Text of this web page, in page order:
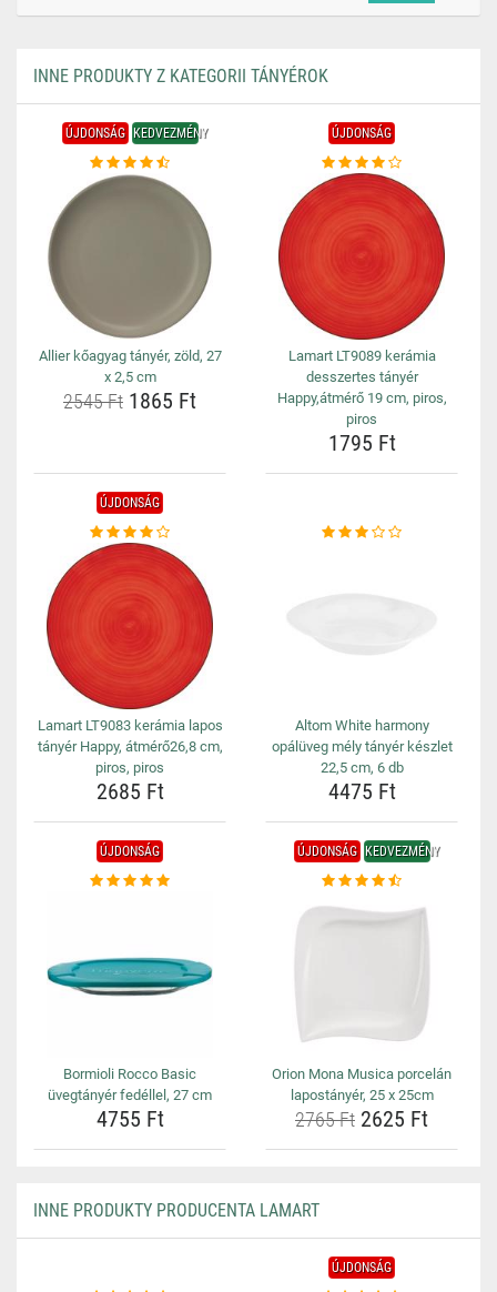
INNE PRODUKTY Z KATEGORII TÁNYÉROK
ÚJDONSÁG KEDVEZMÉNY
Allier kőagyag tányér, zöld, 27
x 2,5 cm
2545 Ft 1865 Ft
ÚJDONSÁG
Lamart LT9089 kerámia
desszertes tányér
Happy,átmérő 19 cm, piros,
piros
1795 Ft
ÚJDONSÁG
Lamart LT9083 kerámia lapos
tányér Happy, átmérő26,8 cm,
piros, piros
2685 Ft
Altom White harmony
opálüveg mély tányér készlet
22,5 cm, 6 db
4475 Ft
ÚJDONSÁG
Bormioli Rocco Basic
üvegtányér fedéllel, 27 cm
4755 Ft
ÚJDONSÁG KEDVEZMÉNY
Orion Mona Musica porcelán
lapostányér, 25 x 25cm
2765 Ft 2625 Ft
INNE PRODUKTY PRODUCENTA LAMART
ÚJDONSÁG